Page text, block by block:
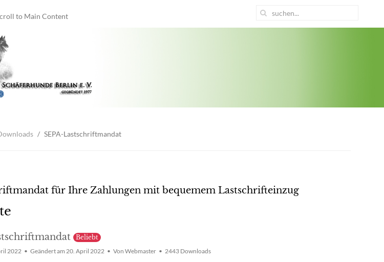
to Main Content
SEPA-Lastschriftmandat
für Ihre Zahlungen mit bequemem Lastschrifteinzug
Beliebt
2022
Geändert am 20. April 2022 VonWebmaster 2443 Downloads